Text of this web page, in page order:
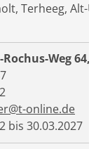
Terheeg,
Weg 64,
online.de
bis 30.03.2027